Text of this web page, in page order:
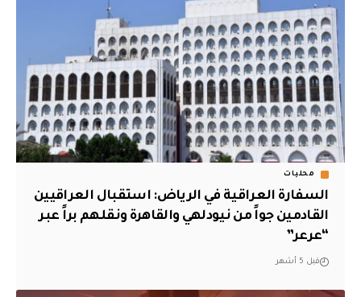
محليات
السفارة العراقية في الرياض: استقبال العراقيين
القادمين جواً من نيودلهي والقاهرة ونقلهم براً عبر
“عرعر”
قبل 5 أشهر